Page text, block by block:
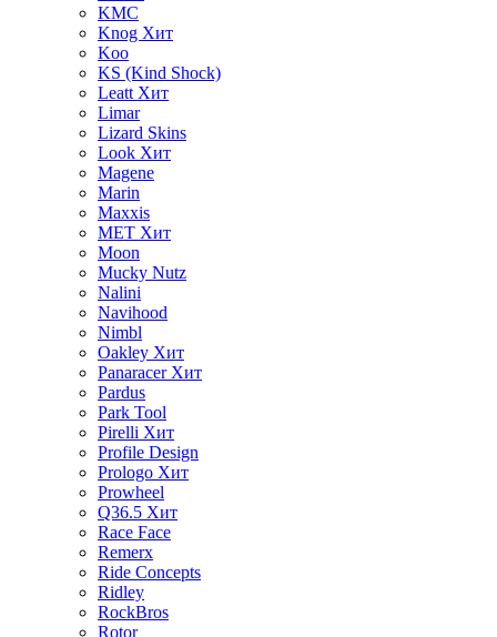
KMC
Knog Хит
Koo
KS (Kind Shock)
Leatt Хит
Limar
Lizard Skins
Look Хит
Magene
Marin
Maxxis
MET Хит
Moon
Mucky Nutz
Nalini
Navihood
Nimbl
Oakley Хит
Panaracer Хит
Pardus
Park Tool
Pirelli Хит
Profile Design
Prologo Хит
Prowheel
Q36.5 Хит
Race Face
Remerx
Ride Concepts
Ridley
RockBros
Rotor